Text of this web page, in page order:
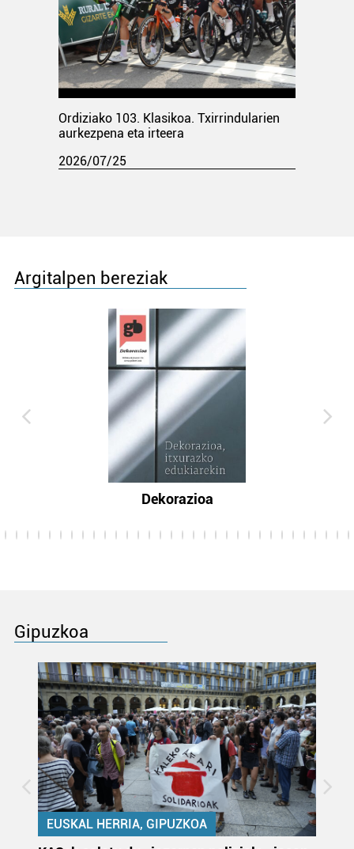
Ordiziako 103. Klasikoa. Txirrindularien
aurkezpena eta irteera
2026/07/25
Argitalpen bereziak
Dekorazioa
Gipuzkoa
EUSKAL HERRIA, GIPUZKOA